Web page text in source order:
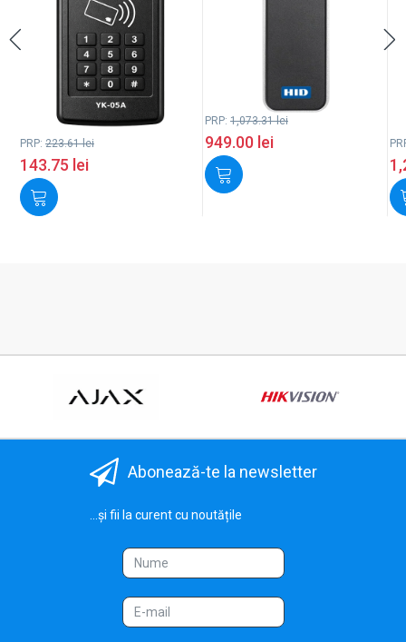
PRP: 223.61lei
143.75 lei
PRP: 1,073.31lei
949.00 lei
Abonează-te la newsletter
...și fii la curent cu noutățile